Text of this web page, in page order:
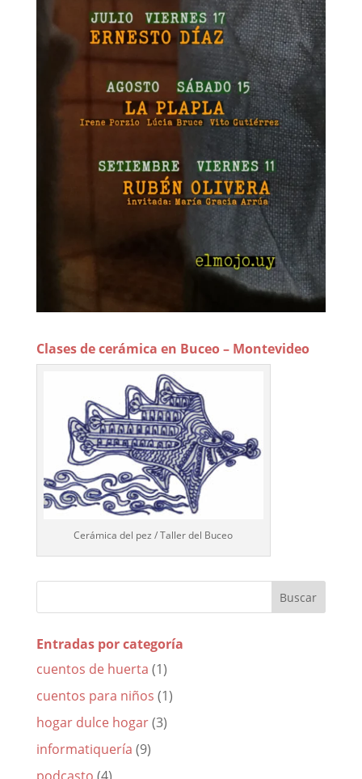
Clases de cerámica en Buceo – Montevideo
Cerámica del pez / Taller del Buceo
Entradas por categoría
cuentos de huerta (1)
cuentos para niños (1)
hogar dulce hogar(3)
informatiquería (9)